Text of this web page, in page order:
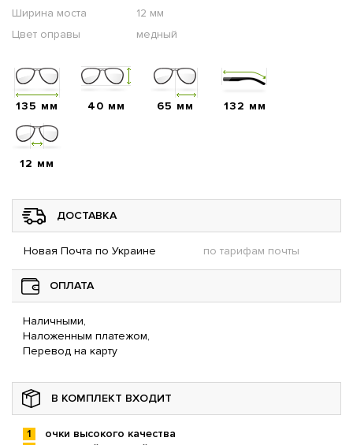
Ширина моста
12 мм
Цвет оправы
медный
135 мм 40 мм 65 мм 132 мм
12 мм
ДОСТАВКА
Новая Почта по Украине по тарифам почты
ОПЛАТА
Наличными,
Наложенным платежом,
Перевод на карту
В КОМПЛЕКТ ВХОДИТ
очки высокого качества